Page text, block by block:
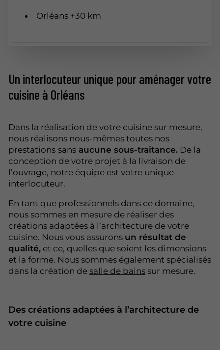
Orléans +30 km
Un interlocuteur unique pour aménager votre
cuisine à Orléans
Dans la réalisation de votre cuisine sur mesure,
nous réalisons nous-mêmes toutes nos
prestations sans aucune sous-traitance. De la
conception de votre projet à la livraison de
l’ouvrage, notre équipe est votre unique
interlocuteur.
En tant que professionnels dans ce domaine,
nous sommes en mesure de réaliser des
créations adaptées à l’architecture de votre
cuisine. Nous vous assurons un résultat de
qualité, et ce, quelles que soient les dimensions
et la forme. Nous sommes également spécialisés
dans la création desalle de bains sur mesure.
Des créations adaptées à l’architecture de
votre cuisine